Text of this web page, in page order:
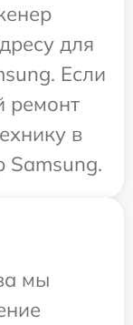
для
Если
ремонт
в
Samsung.
мы